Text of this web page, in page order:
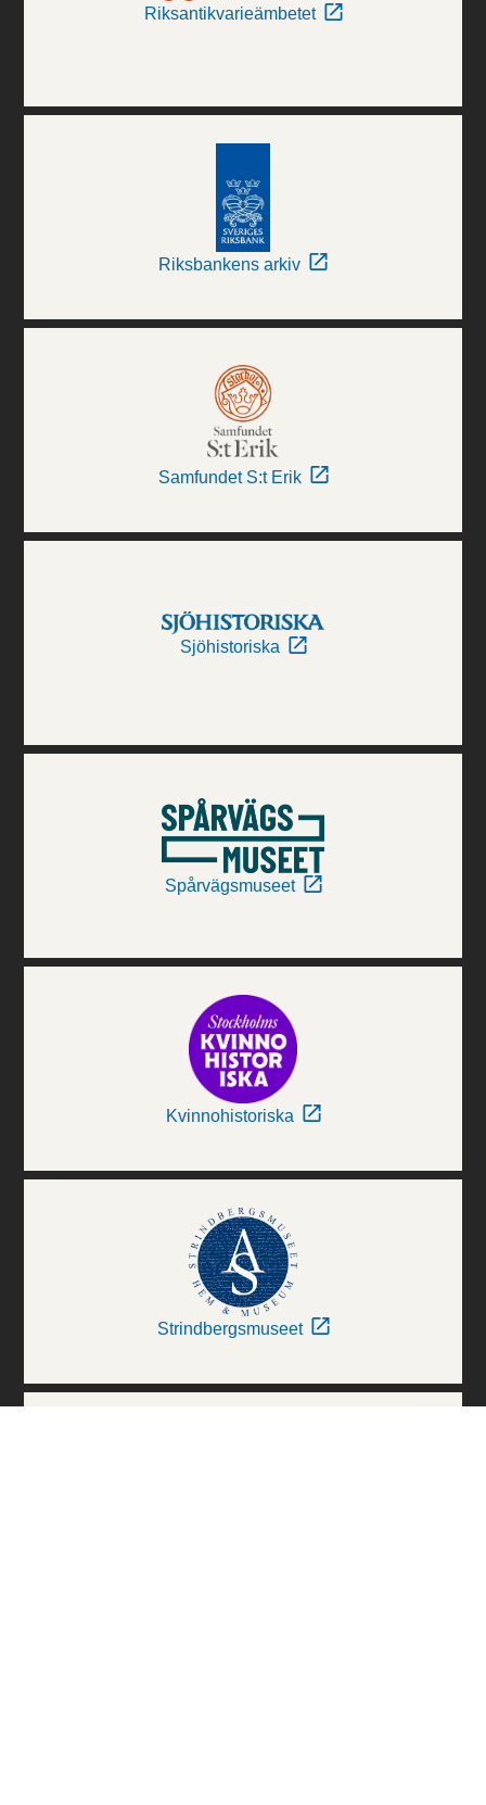
Riksantikvarieämbetet
Riksbankens arkiv
Samfundet S:t Erik
Sjöhistoriska
Spårvägsmuseet
Kvinnohistoriska
Strindbergsmuseet